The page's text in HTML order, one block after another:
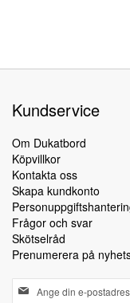
Kundservice
Om Dukatbord
Köpvillkor
Kontakta oss
Skapa kundkonto
Frågor och svar
Skötselråd
Prenumerera på
Sign